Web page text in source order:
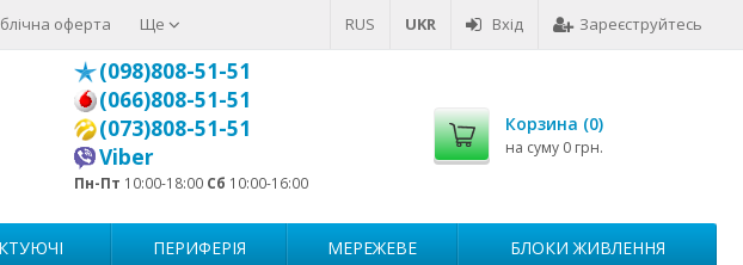
RUS UKR Вхід Зареєструйтесь
оферта Ще
(098)808-51-51
(066)808-51-51
(073)808-51-51
Viber
Пн-Пт 10:00-18:00 Сб 10:00-16:00
Корзина (0)
на суму 0 грн.
ПЕРИФЕРІЯ МЕРЕЖЕВЕ БЛОКИ ЖИВЛЕННЯ